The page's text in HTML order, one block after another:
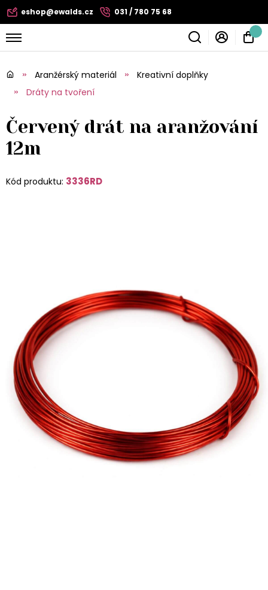
eshop@ewalds.cz 031 / 780 75 68
Aranžérský materiál
Kreativní doplňky
Dráty na tvoření
Červený drát na aranžování
12m
Kód produktu: 3336RD